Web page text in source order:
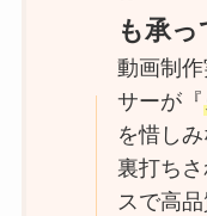
も承
動画制
サーが『
を惜し
裏打ち
スで高